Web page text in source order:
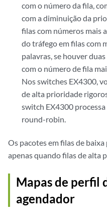
com o número da fila,
com a diminuição da
filas com números mais
do tráfego em filas com
palavras, se houver
com o número de fila
Nos switches EX4300,
de alta prioridade
switch EX4300
round-robin.
Os pacotes em filas de
apenas quando filas de alta
Mapas de perfil
agendador